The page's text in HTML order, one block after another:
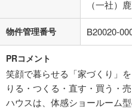
（一社）
物件管理番号 B20020-
PRコメント
笑顔で暮らせる「家づくり」
りる・つくる・直す・買う・
ハウスは、体感ショールーム